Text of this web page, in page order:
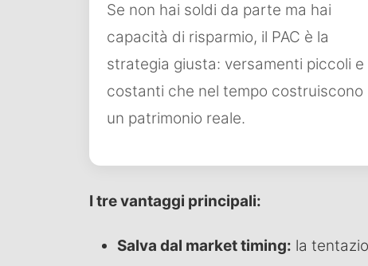
Se non hai soldi da parte ma hai
capacità di risparmio, il PAC è la
strategia giusta: versamenti piccoli e
costanti che nel tempo costruiscono
un patrimonio reale.
I tre vantaggi principali:
Salva dal market timing: la